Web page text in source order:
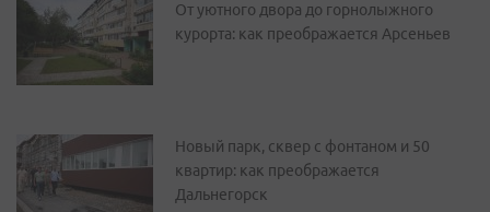
От уютного двора до горнолыжного
курорта: как преображается Арсеньев
Новый парк, сквер с фонтаном и 50
квартир: как преображается
Дальнегорск